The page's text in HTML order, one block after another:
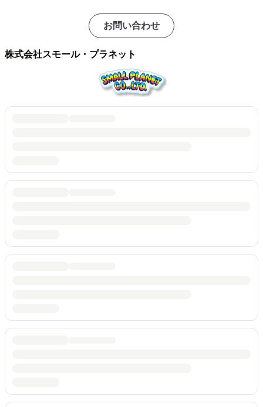
お問い合わせ
株式会社スモール・プラネット